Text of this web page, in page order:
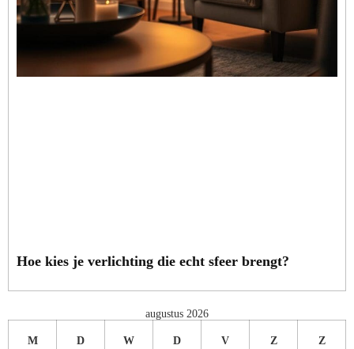
Hoe kies je verlichting die echt sfeer brengt?
augustus 2026
M D W D V Z Z